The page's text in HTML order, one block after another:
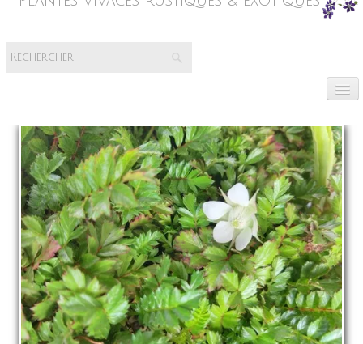
La pépinière
Boutique▼
Événements▼
Infos
Avis
Contact